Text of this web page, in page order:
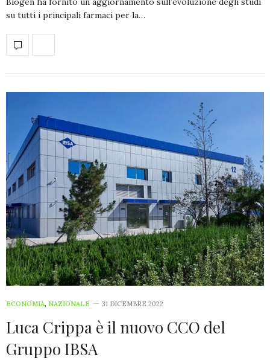
su tutti i principali farmaci per la…
ECONOMIA, NAZIONALE 31 DICEMBRE 2022
Luca Crippa è il nuovo CCO del
Gruppo IBSA